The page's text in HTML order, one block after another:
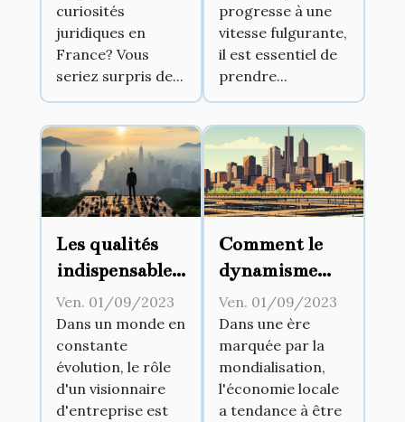
curiosités
juridiques en
France? Vous
seriez surpris de...
progresse à une
vitesse fulgurante,
il est essentiel de
prendre...
Les qualités
indispensables
d'un
visionnaire
d'entreprise
Ven. 01/09/2023
Dans un monde en
constante
évolution, le rôle
d'un visionnaire
d'entreprise est
Comment le
dynamisme
commercial
peut stimuler
l'économie
locale
Ven. 01/09/2023
Dans une ère
marquée par la
mondialisation,
l'économie locale
a tendance à être